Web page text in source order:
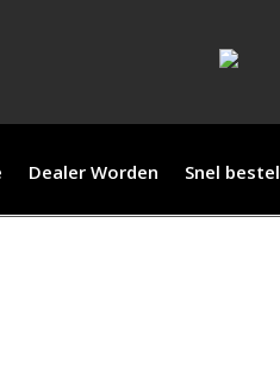
Dealer Worden Snel bestel